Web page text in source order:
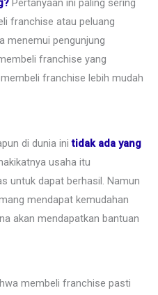
Pertanyaan ini paling sering
franchise atau peluang
menemui pengunjung
franchise yang
franchise lebih mudah
di dunia initidak ada yang
usaha itu
untuk dapat berhasil. Namun
mendapat kemudahan
akan mendapatkan bantuan
membeli franchise pasti